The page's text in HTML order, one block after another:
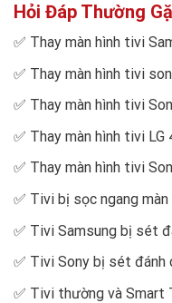
Hỏi Đáp Thường
✅ Thay màn hình tivi
✅ Thay màn hình tivi
✅ Thay màn hình tivi
✅ Thay màn hình tivi LG
✅ Thay màn hình tivi
✅ Tivi bị sọc ngang
✅ Tivi Samsung bị sét
✅ Tivi Sony bị sét đánh
✅ Tivi thường và Smart